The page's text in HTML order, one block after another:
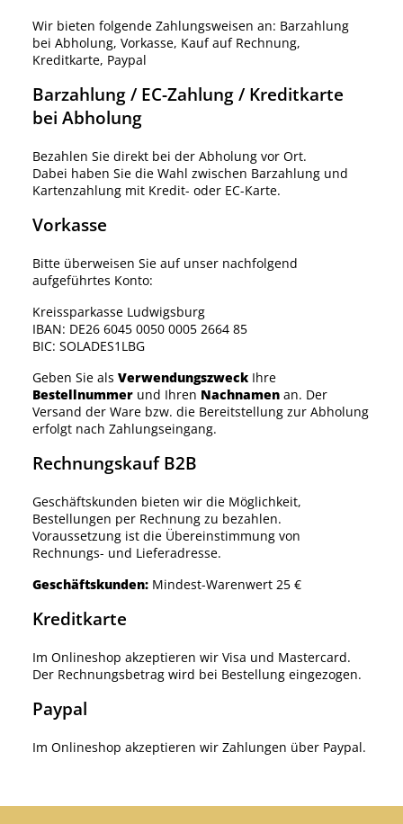
Wir bieten folgende Zahlungsweisen an: Barzahlung
bei Abholung, Vorkasse, Kauf auf Rechnung,
Kreditkarte, Paypal
Barzahlung / EC-Zahlung / Kreditkarte
bei Abholung
Bezahlen Sie direkt bei der Abholung vor Ort.
Dabei haben Sie die Wahl zwischen Barzahlung und
Kartenzahlung mit Kredit- oder EC-Karte.
Vorkasse
Bitte überweisen Sie auf unser nachfolgend
aufgeführtes Konto:
Kreissparkasse Ludwigsburg
IBAN: DE26 6045 0050 0005 2664 85
BIC: SOLADES1LBG
Geben Sie als Verwendungszweck Ihre
Bestellnummer und Ihren Nachnamen an. Der
Versand der Ware bzw. die Bereitstellung zur Abholung
erfolgt nach Zahlungseingang.
Rechnungskauf B2B
Geschäftskunden bieten wir die Möglichkeit,
Bestellungen per Rechnung zu bezahlen.
Voraussetzung ist die Übereinstimmung von
Rechnungs- und Lieferadresse.
Geschäftskunden: Mindest-Warenwert 25 €
Kreditkarte
Im Onlineshop akzeptieren wir Visa und Mastercard.
Der Rechnungsbetrag wird bei Bestellung eingezogen.
Paypal
Im Onlineshop akzeptieren wir Zahlungen über Paypal.